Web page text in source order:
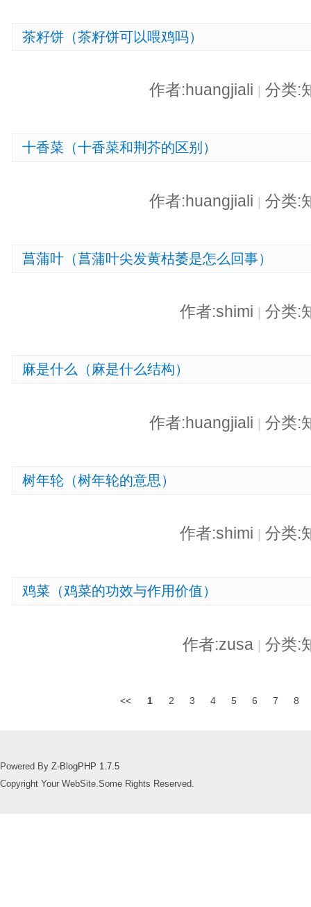
茶籽饼（茶籽饼可以喂鸡吗）
作者:huangjiali 分类:
十香菜（十香菜和荆芥的区别）
作者:huangjiali | 分类:
菖蒲叶（菖蒲叶尖发黄枯萎是怎么回事）
作者:shimi 分类:
麻是什么（麻是什么结构）
作者:huangjiali | 分类:
树年轮（树年轮的意思）
作者:shimi 分类:
鸡菜（鸡菜的功效与作用价值）
作者:zusa | 分类:
<< 1 2 3 4 5 6 7 8
Powered By Z-BlogPHP 1.7.5
Copyright Your WebSite.Some Rights Reserved.